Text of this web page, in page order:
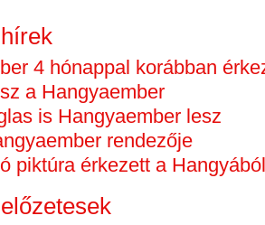
4 hónappal korábban
a Hangyaember
is Hangyaember lesz
rendezője
piktúra érkezett a Hangyából